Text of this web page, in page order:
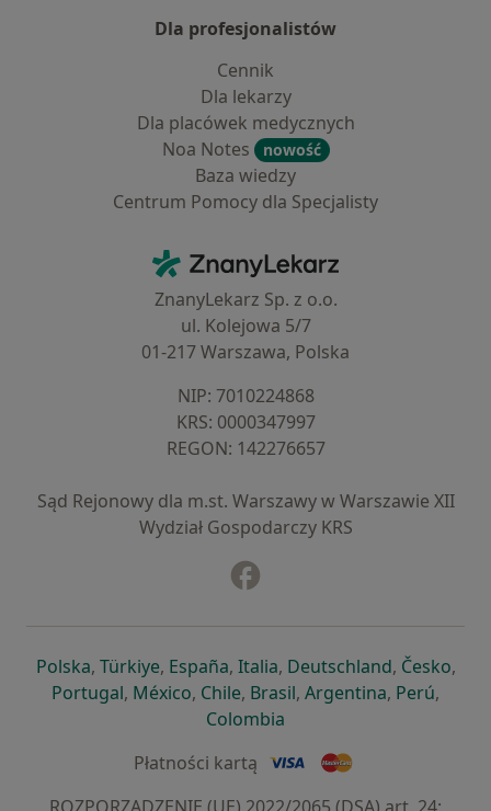
Dla profesjonalistów
Cennik
Dla lekarzy
Dla placówek medycznych
Noa Notes
nowość
Baza wiedzy
Centrum Pomocy dla Specjalisty
ZnanyLekarz - Strona główna
ZnanyLekarz Sp. z o.o.
ul. Kolejowa 5/7
01-217 Warszawa, Polska
NIP: ⁠7010224868
KRS: ⁠0000347997
REGON: ⁠142276657
Sąd Rejonowy dla m.st. Warszawy w Warszawie XII
Wydział Gospodarczy KRS
Polskaotwiera się w nowej karcie
, Türkiyeotwiera się w nowej karcie
, Españaotwiera się w nowej karcie
, Italiaotwiera się w nowej
, Deutschlandotwiera się
, Česko,
Portugalotwiera się w nowej karcie
, Méxicootwiera się w nowej karcie
, Chileotwiera się w nowej karcie
, Brasilotwiera się w nowej
, Argentinaotwiera się
, Perú,
Colombia
Płatności kartą